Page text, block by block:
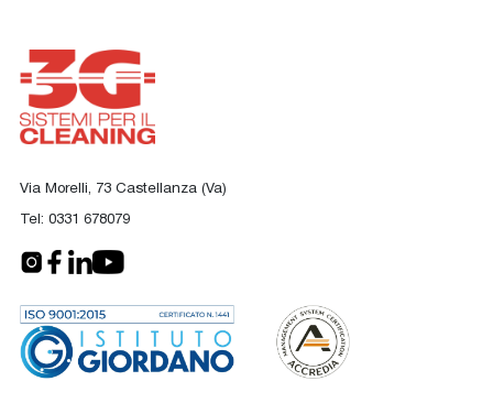
Via Morelli, 73 Castellanza (Va)
Tel: 0331 678079